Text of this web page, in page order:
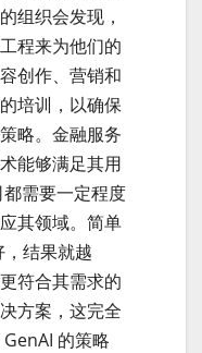
组织会发现，
程来为他们的
创作、营销和
培训，以确保
略。金融服务
能够满足其用
需要一定程度
其领域。简单
结果就越
符合其需求的
方案，这完全
的策略